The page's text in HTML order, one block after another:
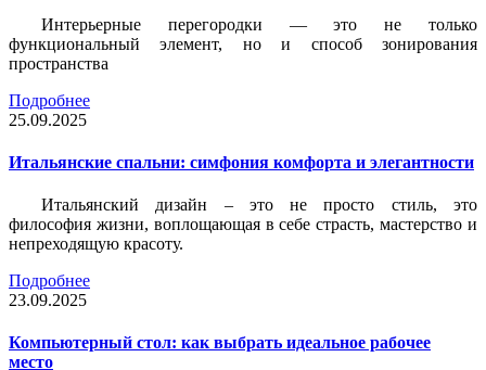
Интерьерные перегородки — это не только
функциональный элемент, но и способ зонирования
пространства
Подробнее
25.09.2025
Итальянские спальни: симфония комфорта и элегантности
Итальянский дизайн – это не просто стиль, это
философия жизни, воплощающая в себе страсть, мастерство и
непреходящую красоту.
Подробнее
23.09.2025
Компьютерный стол: как выбрать идеальное рабочее
место